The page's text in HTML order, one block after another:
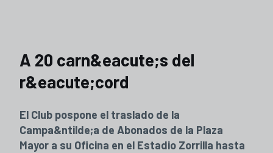
A 20 carn&eacute;s del
r&eacute;cord
El Club pospone el traslado de la
Campa&ntilde;a de Abonados de la Plaza
Mayor a su Oficina en el Estadio Zorrilla hasta